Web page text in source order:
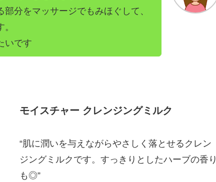
分をマッサージでもみほぐして、
いです
モイスチャー クレンジングミルク
“肌に潤いを与えながらやさしく落とせるクレン
ジングミルクです。すっきりとしたハーブの香り
も◎”